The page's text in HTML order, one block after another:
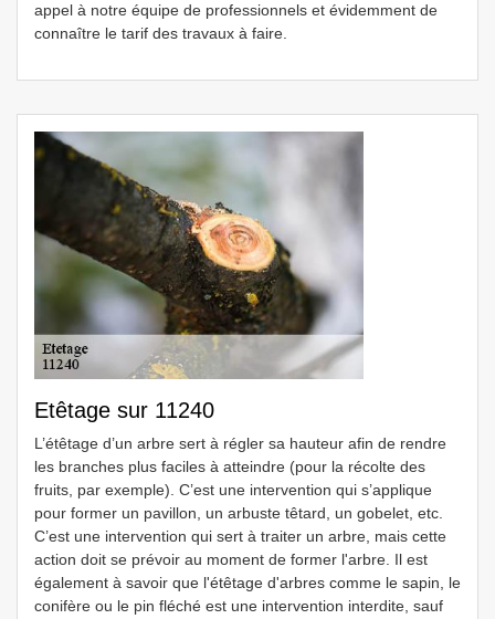
appel à notre équipe de professionnels et évidemment de
connaître le tarif des travaux à faire.
Etêtage sur 11240
L’étêtage d’un arbre sert à régler sa hauteur afin de rendre
les branches plus faciles à atteindre (pour la récolte des
fruits, par exemple). C’est une intervention qui s’applique
pour former un pavillon, un arbuste têtard, un gobelet, etc.
C’est une intervention qui sert à traiter un arbre, mais cette
action doit se prévoir au moment de former l'arbre. Il est
également à savoir que l'étêtage d'arbres comme le sapin, le
conifère ou le pin fléché est une intervention interdite, sauf